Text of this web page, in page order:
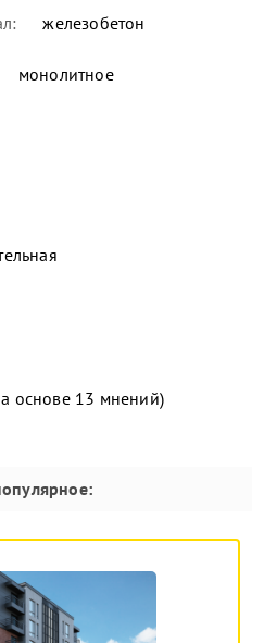
железобетон
монолитное
основе 13 мнений)